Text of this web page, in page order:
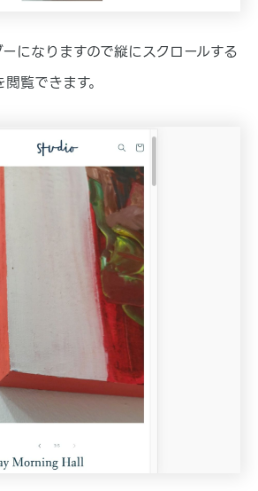
になりますので縦にスクロールする
覧できます。